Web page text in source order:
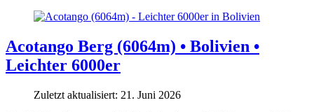
Acotango Berg (6064m) • Bolivien •
Leichter 6000er
Zuletzt aktualisiert: 21. Juni 2026